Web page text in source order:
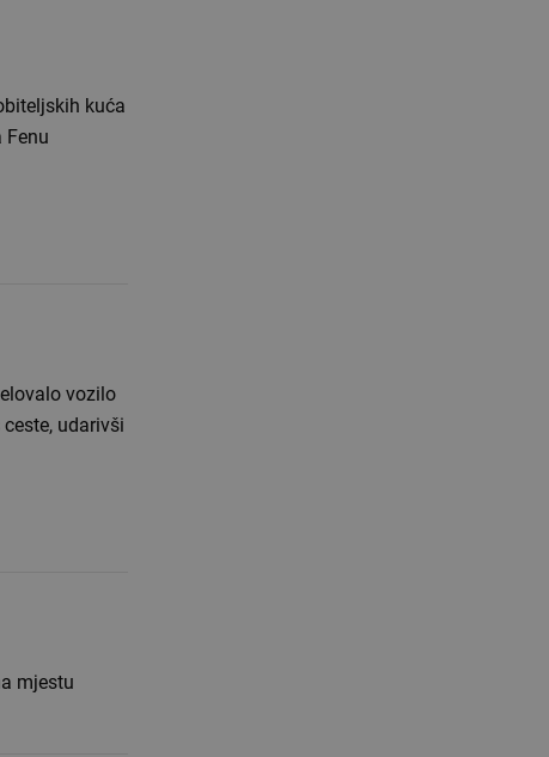
kuća
Fenu
vozilo
udarivši
mjestu